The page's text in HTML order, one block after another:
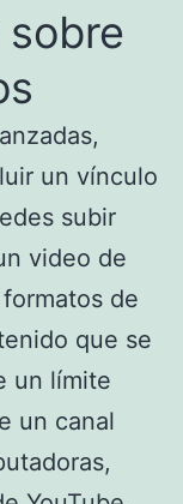
un vínculo
subir
video de
de
que se
un límite
un canal